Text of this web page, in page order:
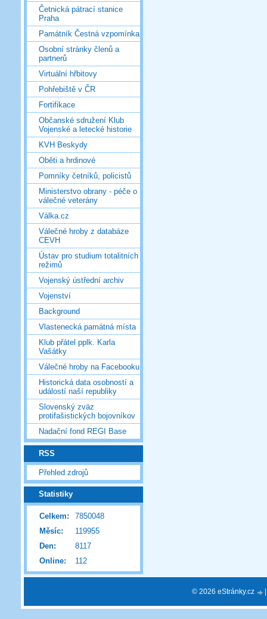
Četnická pátrací stanice
Praha
Památník Čestná vzpomínka
Osobní stránky členů a
partnerů
Virtuální hřbitovy
Pohřebiště v ČR
Fortifikace
Občanské sdružení Klub
Vojenské a letecké historie
KVH Beskydy
Oběti a hrdinové
Pomníky četníků, policistů
Ministerstvo obrany - péče o
válečné veterány
Válka.cz
Válečné hroby z databáze
CEVH
Ústav pro studium totalitních
režimů
Vojenský ústřední archiv
Vojenství
Background
Vlastenecká památná místa
Klub přátel pplk. Karla
Vašátky
Válečné hroby na Facebooku
Historická data osobností a
událostí naší republiky
Slovenský zväz
protifašistických bojovníkov
Nadační fond REGI Base
RSS
Přehled zdrojů
Statistiky
Online: 112
Celkem:
7850048
Měsíc:
119955
Den:
8117
© 2026 eStránky.cz